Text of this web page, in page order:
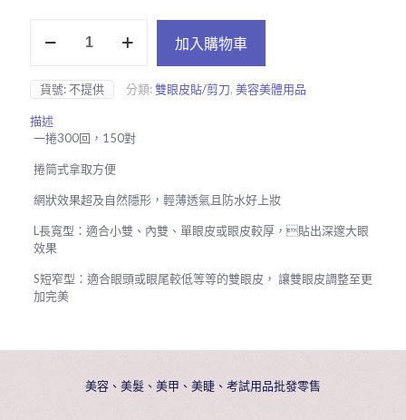
眼
皮
貼
捲
300
數
加入購物車
貨號:不提供 分類:雙眼皮貼/剪刀, 美容美體用品
描述
一捲300回，150對
捲筒式拿取方便
網狀效果超及自然隱形，輕薄透氣且防水好上妝
L長寬型：適合小雙、內雙、單眼皮或眼皮較厚，貼出深邃大眼
效果
S短窄型：適合眼頭或眼尾較低等等的雙眼皮， 讓雙眼皮調整至更
加完美
美容、美髮、美甲、美睫、考試用品批發零售